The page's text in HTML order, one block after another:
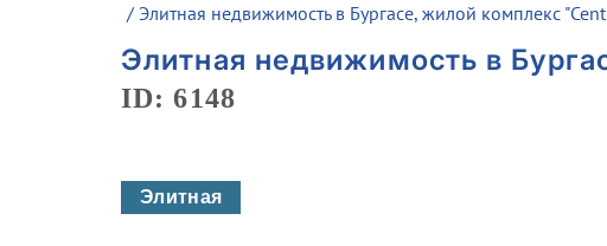
/ Элитная недвижимость в Бургасе, жилой комплекс
Элитная недвижимость в
ID: 6148
Элитная